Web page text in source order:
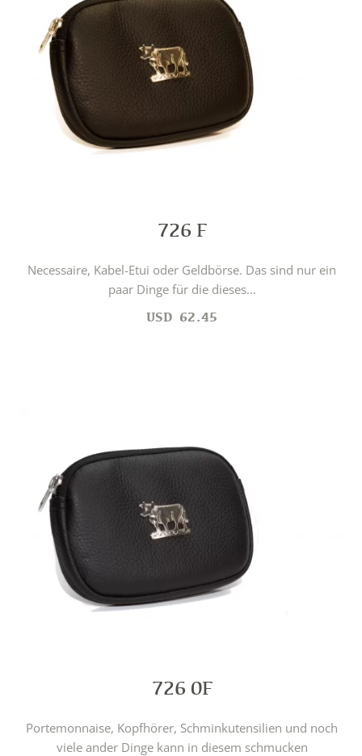
726 F
Necessaire, Kabel-Etui oder Geldbörse. Das sind nur ein
paar Dinge für die dieses...
USD 62.45
726 0F
Portemonnaise, Kopfhörer, Schminkutensilien und noch
viele ander Dinge kann in diesem schmucken